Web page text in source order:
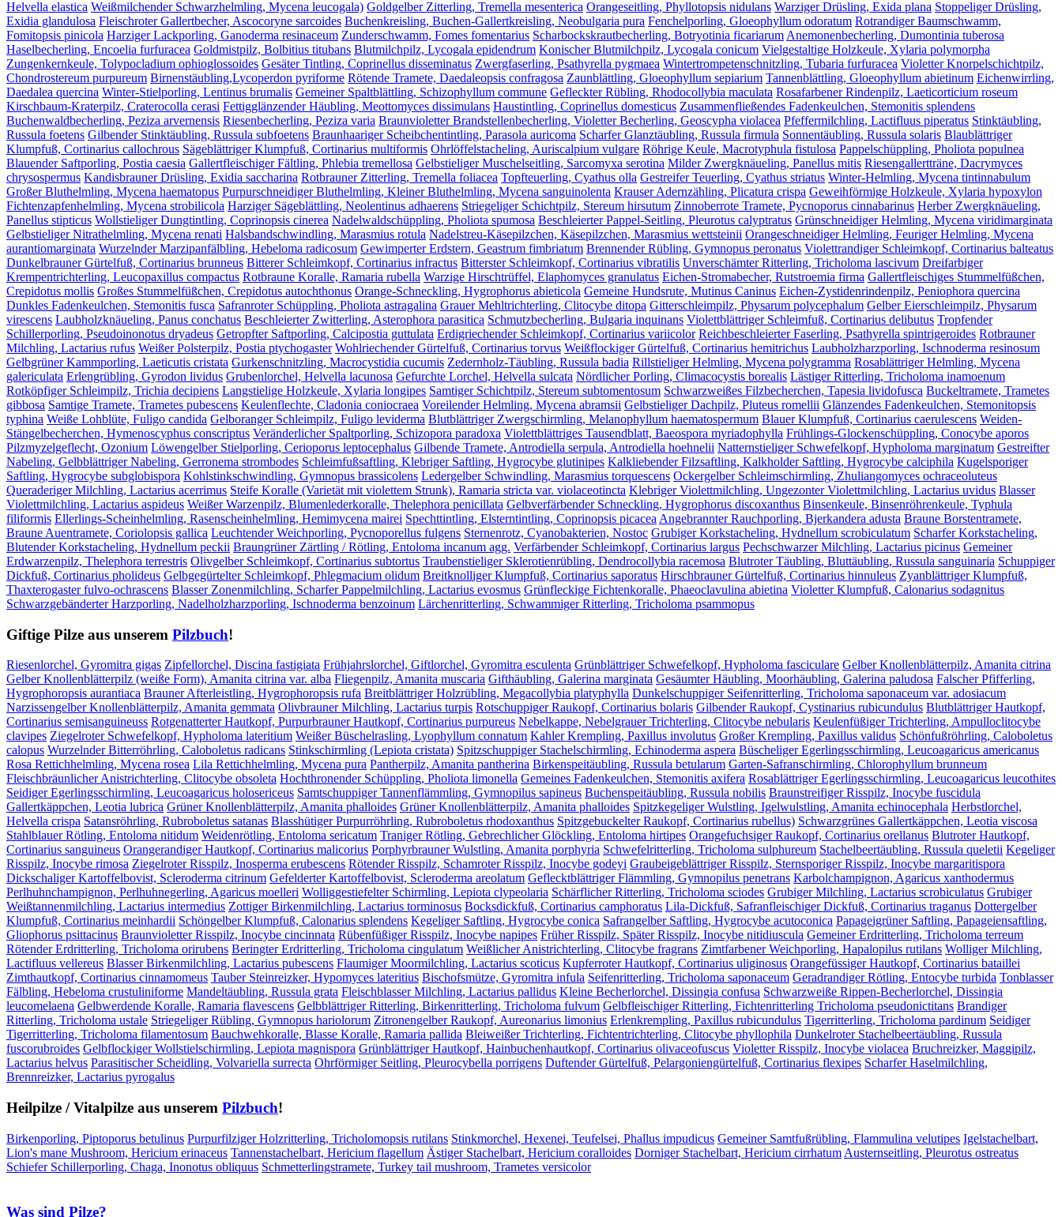
Helvella elastica Weißmilchender Schwarzhelmling, Mycena leucogala) Goldgelber Zitterling, Tremella mesenterica Orangeseitling, Phyllotopsis nidulans Warziger Drüsling, Exida plana Stoppeliger Drüsling,
Exidia glandulosa Fleischroter Gallertbecher, Ascocoryne sarcoides Buchenkreisling, Buchen-Gallertkreisling, Neobulgaria pura Fenchelporling, Gloeophyllum odoratum Rotrandiger Baumschwamm,
Fomitopsis pinicola Harziger Lackporling, Ganoderma resinaceum Zunderschwamm, Fomes fomentarius Scharbockskrautbecherling, Botryotinia ficariarum Anemonenbecherling, Dumontinia tuberosa
Haselbecherling, Encoelia furfuracea Goldmistpilz, Bolbitius titubans Blutmilchpilz, Lycogala epidendrum Konischer Blutmilchpilz, Lycogala conicum Vielgestaltige Holzkeule, Xylaria polymorpha
Zungenkernkeule, Tolypocladium ophioglossoides Gesäter Tintling, Coprinellus disseminatus Zwergfaserling, Psathyrella pygmaea Wintertrompetenschnitzling, Tubaria furfuracea Violetter Knorpelschichtpilz,
Chondrostereum purpureum Birnenstäubling,Lycoperdon pyriforme Rötende Tramete, Daedaleopsis confragosa Zaunblättling, Gloeophyllum sepiarium Tannenblättling, Gloeophyllum abietinum Eichenwirrling,
Daedalea quercina Winter-Stielporling, Lentinus brumalis Gemeiner Spaltblättling, Schizophyllum commune Gefleckter Rübling, Rhodocollybia maculata Rosafarbener Rindenpilz, Laeticorticium roseum
Kirschbaum-Kraterpilz, Craterocolla cerasi Fettigglänzender Häubling, Meottomyces dissimulans Haustintling, Coprinellus domesticus Zusammenfließendes Fadenkeulchen, Stemonitis splendens
Buchenwaldbecherling, Peziza arvernensis Riesenbecherling, Peziza varia Braunvioletter Brandstellenbecherling, Violetter Becherling, Geoscypha violacea Pfeffermilchling, Lactifluus piperatus Stinktäubling,
Russula foetens Gilbender Stinktäubling, Russula subfoetens Braunhaariger Scheibchentintling, Parasola auricoma Scharfer Glanztäubling, Russula firmula Sonnentäubling, Russula solaris Blaublättriger
Klumpfuß, Cortinarius callochrous Sägeblättriger Klumpfuß, Cortinarius multiformis Ohrlöffelstacheling, Auriscalpium vulgare Röhrige Keule, Macrotyphula fistulosa Pappelschüppling, Pholiota populnea
Blauender Saftporling, Postia caesia Gallertfleischiger Fältling, Phlebia tremellosa Gelbstieliger Muschelseitling, Sarcomyxa serotina Milder Zwergknäueling, Panellus mitis Riesengallertträne, Dacrymyces
chrysospermus Kandisbrauner Drüsling, Exidia saccharina Rotbrauner Zitterling, Tremella foliacea Topfteuerling, Cyathus olla Gestreifer Teuerling, Cyathus striatus Winter-Helmling, Mycena tintinnabulum
Großer Bluthelmling, Mycena haematopus Purpurschneidiger Bluthelmling, Kleiner Bluthelmling, Mycena sanguinolenta Krauser Adernzähling, Plicatura crispa Geweihförmige Holzkeule, Xylaria hypoxylon
Fichtenzapfenhelmling, Mycena strobilicola Harziger Sägeblättling, Neolentinus adhaerens Striegeliger Schichtpilz, Stereum hirsutum Zinnoberrote Tramete, Pycnoporus cinnabarinus Herber Zwergknäueling,
Panellus stipticus Wollstieliger Dungtintling, Coprinopsis cinerea Nadelwaldschüppling, Pholiota spumosa Beschleierter Pappel-Seitling, Pleurotus calyptratus Grünschneidiger Helmling, Mycena viridimarginata
Gelbstieliger Nitrathelmling, Mycena renati Halsbandschwindling, Marasmius rotula Nadelstreu-Käsepilzchen, Käsepilzchen, Marasmius wettsteinii Orangeschneidiger Helmling, Feuriger Helmling, Mycena
aurantiomarginata Wurzelnder Marzipanfälbling, Hebeloma radicosum Gewimperter Erdstern, Geastrum fimbriatum Brennender Rübling, Gymnopus peronatus Violettrandiger Schleimkopf, Cortinarius balteatus
Dunkelbrauner Gürtelfuß, Cortinarius brunneus Bitterer Schleimkopf, Cortinarius infractus Bitterster Schleimkopf, Cortinarius vibratilis Unverschämter Ritterling, Tricholoma lascivum Dreifarbiger
Krempentrichterling, Leucopaxillus compactus Rotbraune Koralle, Ramaria rubella Warzige Hirschtrüffel, Elaphomyces granulatus Eichen-Stromabecher, Rutstroemia firma Gallertfleischiges Stummelfüßchen,
Crepidotus mollis Großes Stummelfüßchen, Crepidotus autochthonus Orange-Schneckling, Hygrophorus abieticola Gemeine Hundsrute, Mutinus Caninus Eichen-Zystidenrindenpilz, Peniophora quercina
Dunkles Fadenkeulchen, Stemonitis fusca Safranroter Schüppling, Pholiota astragalina Grauer Mehltrichterling, Clitocybe ditopa Gitterschleimpilz, Physarum polycephalum Gelber Eierschleimpilz, Physarum
virescens Laubholzknäueling, Panus conchatus Beschleierter Zwitterling, Asterophora parasitica Schmutzbecherling, Bulgaria inquinans Violettblättriger Schleimfuß, Cortinarius delibutus Tropfender
Schillerporling, Pseudoinonotus dryadeus Getropfter Saftporling, Calcipostia guttulata Erdigriechender Schleimkopf, Cortinarius variicolor Reichbeschleierter Faserling, Psathyrella spintrigeroides Rotbrauner
Milchling, Lactarius rufus Weißer Polsterpilz, Postia ptychogaster Wohlriechender Gürtelfuß, Cortinarius torvus Weißflockiger Gürtelfuß, Cortinarius hemitrichus Laubholzharzporling, Ischnoderma resinosum
Gelbgrüner Kammporling, Laeticutis cristata Gurkenschnitzling, Macrocystidia cucumis Zedernholz-Täubling, Russula badia Rillstieliger Helmling, Mycena polygramma Rosablättriger Helmling, Mycena
galericulata Erlengrübling, Gyrodon lividus Grubenlorchel, Helvella lacunosa Gefurchte Lorchel, Helvella sulcata Nördlicher Porling, Climacocystis borealis Lästiger Ritterling, Tricholoma inamoenum
Rotköpfiger Schleimpilz, Trichia decipiens Langstielige Holzkeule, Xylaria longipes Samtiger Schichtpilz, Stereum subtomentosum Schwarzweißes Filzbecherchen, Tapesia lividofusca Buckeltramete, Trametes
gibbosa Samtige Tramete, Trametes pubescens Keulenflechte, Cladonia coniocraea Voreilender Helmling, Mycena abramsii Gelbstieliger Dachpilz, Pluteus romellii Glänzendes Fadenkeulchen, Stemonitopsis
typhina Weiße Lohblüte, Fuligo candida Gelboranger Schleimpilz, Fuligo leviderma Blutblättriger Zwergschirmling, Melanophyllum haematospermum Blauer Klumpfuß, Cortinarius caerulescens Weiden-
Stängelbecherchen, Hymenoscyphus conscriptus Veränderlicher Spaltporling, Schizopora paradoxa Violettblättriges Tausendblatt, Baeospora myriadophylla Frühlings-Glockenschüppling, Conocybe aporos
Pilzmyzelgeflecht, Ozonium Löwengelber Stielporling, Cerioporus leptocephalus Gilbende Tramete, Antrodiella serpula, Antrodiella hoehnelii Natternstieliger Schwefelkopf, Hypholoma marginatum Gestreifter
Nabeling, Gelbblättriger Nabeling, Gerronema strombodes Schleimfußsaftling, Klebriger Saftling, Hygrocybe glutinipes Kalkliebender Filzsaftling, Kalkholder Saftling, Hygrocybe calciphila Kugelsporiger
Saftling, Hygrocybe subglobispora Kohlstinkschwindling, Gymnopus brassicolens Ledergelber Schwindling, Marasmius torquescens Ockergelber Schleimschirmling, Zhuliangomyces ochraceoluteus
Queraderiger Milchling, Lactarius acerrimus Steife Koralle (Varietät mit violettem Strunk), Ramaria stricta var. violaceotincta Klebriger Violettmilchling, Ungezonter Violettmilchling, Lactarius uvidus Blasser
Violettmilchling, Lactarius aspideus Weißer Warzenpilz, Blumenlederkoralle, Thelephora penicillata Gelbverfärbender Schneckling, Hygrophorus discoxanthus Binsenkeule, Binsenröhrenkeule, Typhula
filiformis Ellerlings-Scheinhelmling, Rasenscheinhelmling, Hemimycena mairei Spechttintling, Elsterntintling, Coprinopsis picacea Angebrannter Rauchporling, Bjerkandera adusta Braune Borstentramete,
Braune Auentramete, Coriolopsis gallica Leuchtender Weichporling, Pycnoporellus fulgens Sternenrotz, Cyanobakterien, Nostoc Grubiger Korkstacheling, Hydnellum scrobiculatum Scharfer Korkstacheling,
Blutender Korkstacheling, Hydnellum peckii Braungrüner Zärtling / Rötling, Entoloma incanum agg. Verfärbender Schleimkopf, Cortinarius largus Pechschwarzer Milchling, Lactarius picinus Gemeiner
Erdwarzenpilz, Thelephora terrestris Olivgelber Schleimkopf, Cortinarius subtortus Traubenstieliger Sklerotienrübling, Dendrocollybia racemosa Blutroter Täubling, Bluttäubling, Russula sanguinaria Schuppiger
Dickfuß, Cortinarius pholideus Gelbgegürtelter Schleimkopf, Phlegmacium olidum Breitknolliger Klumpfuß, Cortinarius saporatus Hirschbrauner Gürtelfuß, Cortinarius hinnuleus Zyanblättriger Klumpfuß,
Thaxterogaster fulvo-ochrascens Blasser Zonenmilchling, Scharfer Pappelmilchling, Lactarius evosmus Grünfleckige Fichtenkoralle, Phaeoclavulina abietina Violetter Klumpfuß, Calonarius sodagnitus
Schwarzgebänderter Harzporling, Nadelholzharzporling, Ischnoderma benzoinum Lärchenritterling, Schwammiger Ritterling, Tricholoma psammopus
Giftige Pilze aus unserem Pilzbuch!
Riesenlorchel, Gyromitra gigas Zipfellorchel, Discina fastigiata Frühjahrslorchel, Giftlorchel, Gyromitra esculenta Grünblättriger Schwefelkopf, Hypholoma fasciculare Gelber Knollenblätterpilz, Amanita citrina
Gelber Knollenblätterpilz (weiße Form), Amanita citrina var. alba Fliegenpilz, Amanita muscaria Gifthäubling, Galerina marginata Gesäumter Häubling, Moorhäubling, Galerina paludosa Falscher Pfifferling,
Hygrophoropsis aurantiaca Brauner Afterleistling, Hygrophoropsis rufa Breitblättriger Holzrübling, Megacollybia platyphylla Dunkelschuppiger Seifenritterling, Tricholoma saponaceum var. adosiacum
Narzissengelber Knollenblätterpilz, Amanita gemmata Olivbrauner Milchling, Lactarius turpis Rotschuppiger Raukopf, Cortinarius bolaris Gilbender Raukopf, Cystinarius rubicundulus Blutblättriger Hautkopf,
Cortinarius semisanguineuss Rotgenatterter Hautkopf, Purpurbrauner Hautkopf, Cortinarius purpureus Nebelkappe, Nebelgrauer Trichterling, Clitocybe nebularis Keulenfüßiger Trichterling, Ampulloclitocybe
clavipes Ziegelroter Schwefelkopf, Hypholoma lateritium Weißer Büschelrasling, Lyophyllum connatum Kahler Krempling, Paxillus involutus Großer Krempling, Paxillus validus Schönfußröhrling, Caloboletus
calopus Wurzelnder Bitterröhrling, Caloboletus radicans Stinkschirmling (Lepiota cristata) Spitzschuppiger Stachelschirmling, Echinoderma aspera Büscheliger Egerlingsschirmling, Leucoagaricus americanus
Rosa Rettichhelmling, Mycena rosea Lila Rettichhelmling, Mycena pura Pantherpilz, Amanita pantherina Birkenspeitäubling, Russula betularum Garten-Safranschirmling, Chlorophyllum brunneum
Fleischbräunlicher Anistrichterling, Clitocybe obsoleta Hochthronender Schüppling, Pholiota limonella Gemeines Fadenkeulchen, Stemonitis axifera Rosablättriger Egerlingsschirmling, Leucoagaricus leucothites
Seidiger Egerlingsschirmling, Leucoagaricus holosericeus Samtschuppiger Tannenflämmling, Gymnopilus sapineus Buchenspeitäubling, Russula nobilis Braunstreifiger Risspilz, Inocybe fuscidula
Gallertkäppchen, Leotia lubrica Grüner Knollenblätterpilz, Amanita phalloides Grüner Knollenblätterpilz, Amanita phalloides Spitzkegeliger Wulstling, Igelwulstling, Amanita echinocephala Herbstlorchel,
Helvella crispa Satansröhrling, Rubroboletus satanas Blasshütiger Purpurröhrling, Rubroboletus rhodoxanthus Spitzgebuckelter Raukopf, Cortinarius rubellus) Schwarzgrünes Gallertkäppchen, Leotia viscosa
Stahlblauer Rötling, Entoloma nitidum Weidenrötling, Entoloma sericatum Traniger Rötling, Gebrechlicher Glöckling, Entoloma hirtipes Orangefuchsiger Raukopf, Cortinarius orellanus Blutroter Hautkopf,
Cortinarius sanguineus Orangerandiger Hautkopf, Cortinarius malicorius Porphyrbrauner Wulstling, Amanita porphyria Schwefelritterling, Tricholoma sulphureum Stachelbeertäubling, Russula queletii Kegeliger
Risspilz, Inocybe rimosa Ziegelroter Risspilz, Inosperma erubescens Rötender Risspilz, Schamroter Risspilz, Inocybe godeyi Graubeigeblättriger Risspilz, Sternsporiger Risspilz, Inocybe margaritispora
Dickschaliger Kartoffelbovist, Scleroderma citrinum Gefelderter Kartoffelbovist, Scleroderma areolatum Geflecktblättriger Flämmling, Gymnopilus penetrans Karbolchampignon, Agaricus xanthodermus
Perlhuhnchampignon, Perlhuhnegerling, Agaricus moelleri Wolliggestiefelter Schirmling, Lepiota clypeolaria Schärflicher Ritterling, Tricholoma sciodes Grubiger Milchling, Lactarius scrobiculatus Grubiger
Weißtannenmilchling, Lactarius intermedius Zottiger Birkenmilchling, Lactarius torminosus Bocksdickfuß, Cortinarius camphoratus Lila-Dickfuß, Safranfleischiger Dickfuß, Cortinarius traganus Dottergelber
Klumpfuß, Cortinarius meinhardii Schöngelber Klumpfuß, Calonarius splendens Kegeliger Saftling, Hygrocybe conica Safrangelber Saftling, Hygrocybe acutoconica Papageigrüner Saftling, Papageiensaftling,
Gliophorus psittacinus Braunvioletter Risspilz, Inocybe cincinnata Rübenfüßiger Risspilz, Inocybe napipes Früher Risspilz, Später Risspilz, Inocybe nitidiuscula Gemeiner Erdritterling, Tricholoma terreum
Rötender Erdritterling, Tricholoma orirubens Beringter Erdritterling, Tricholoma cingulatum Weißlicher Anistrichterling, Clitocybe fragrans Zimtfarbener Weichporling, Hapalopilus rutilans Wolliger Milchling,
Lactifluus vellereus Blasser Birkenmilchling, Lactarius pubescens Flaumiger Moormilchling, Lactarius scoticus Kupferroter Hautkopf, Cortinarius uliginosus Orangefüssiger Hautkopf, Cortinarius bataillei
Zimthautkopf, Cortinarius cinnamomeus Tauber Steinreizker, Hypomyces lateritius Bischofsmütze, Gyromitra infula Seifenritterling, Tricholoma saponaceum Geradrandiger Rötling, Entocybe turbida Tonblasser
Fälbling, Hebeloma crustuliniforme Mandeltäubling, Russula grata Fleischblasser Milchling, Lactarius pallidus Kleine Becherlorchel, Dissingia confusa Schwarzweiße Rippen-Becherlorchel, Dissingia
leucomelaena Gelbwerdende Koralle, Ramaria flavescens Gelbblättriger Ritterling, Birkenritterling, Tricholoma fulvum Gelbfleischiger Ritterling, Fichtenritterling Tricholoma pseudonictitans Brandiger
Ritterling, Tricholoma ustale Striegeliger Rübling, Gymnopus hariolorum Zitronengelber Raukopf, Aureonarius limonius Erlenkrempling, Paxillus rubicundulus Tigerritterling, Tricholoma pardinum Seidiger
Tigerritterling, Tricholoma filamentosum Bauchwehkoralle, Blasse Koralle, Ramaria pallida Bleiweißer Trichterling, Fichtentrichterling, Clitocybe phyllophila Dunkelroter Stachelbeertäubling, Russula
fuscorubroides Gelbflockiger Wollstielschirmling, Lepiota magnispora Grünblättriger Hautkopf, Hainbuchenhautkopf, Cortinarius olivaceofuscus Violetter Risspilz, Inocybe violacea Bruchreizker, Maggipilz,
Lactarius helvus Parasitischer Scheidling, Volvariella surrecta Ohrförmiger Seitling, Pleurocybella porrigens Duftender Gürtelfuß, Pelargoniengürtelfuß, Cortinarius flexipes Scharfer Haselmilchling,
Brennreizker, Lactarius pyrogalus
Heilpilze / Vitalpilze aus unserem Pilzbuch!
Birkenporling, Piptoporus betulinus Purpurfilziger Holzritterling, Tricholomopsis rutilans Stinkmorchel, Hexenei, Teufelsei, Phallus impudicus Gemeiner Samtfußrübling, Flammulina velutipes Igelstachelbart,
Lion's mane Mushroom, Hericium erinaceus Tannenstachelbart, Hericium flagellum Ästiger Stachelbart, Hericium coralloides Dorniger Stachelbart, Hericium cirrhatum Austernseitling, Pleurotus ostreatus
Schiefer Schillerporling, Chaga, Inonotus obliquus Schmetterlingstramete, Turkey tail mushroom, Trametes versicolor
Was sind Pilze?